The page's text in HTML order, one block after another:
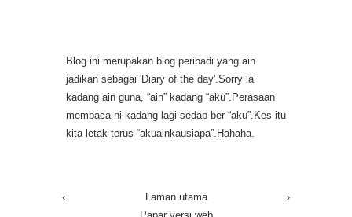
Blog ini merupakan blog peribadi yang ain
jadikan sebagai 'Diary of the day'.Sorry la
kadang ain guna, “ain” kadang “aku”.Perasaan
membaca ni kadang lagi sedap ber “aku”.Kes itu
kita letak terus “akuainkausiapa”.Hahaha.
‹ ›
Laman utama